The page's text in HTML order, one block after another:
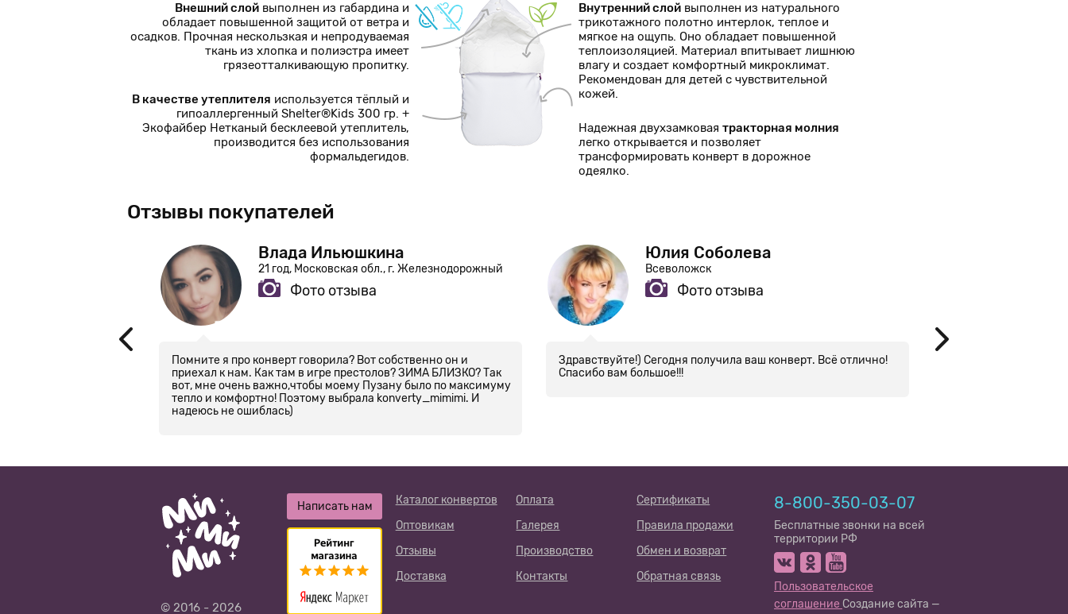
Внешний слой выполнен из габардина и
обладает повышенной защитой от ветра и
осадков. Прочная нескользкая и непродуваемая
ткань из хлопка и полиэстра имеет
грязеотталкивающую пропитку.
В качестве утеплителя используется тёплый и
гипоаллергенный Shelter®Kids 300 гр. +
Экофайбер Нетканый бесклеевой утеплитель,
производится без использования
формальдегидов.
Внутренний слой выполнен из натурального
трикотажного полотно интерлок, теплое и
мягкое на ощупь. Оно обладает повышенной
теплоизоляцией. Материал впитывает лишнюю
влагу и создает комфортный микроклимат.
Рекомендован для детей с чувствительной
кожей.
Надежная двухзамковаятракторная молния
легко открывается и позволяет
трансформировать конверт в дорожное
одеялко.
Отзывы покупателей
Влада Ильюшкина
21 год, Московская обл., г. Железнодорожный
Фото отзыва
Помните я про конверт говорила? Вот собственно он и
приехал к нам. Как там в игре престолов? ЗИМА БЛИЗКО? Так
вот, мне очень важно,чтобы моему Пузану было по максимуму
тепло и комфортно! Поэтому выбрала konverty_mimimi. И
надеюсь не ошиблась)
Юлия Соболева
Всеволожск
Фото отзыва
Здравствуйте!) Сегодня получила ваш конверт. Всё отлично!
Спасибо вам большое!!!
© 2016 - 2026
Написать нам Каталог конвертов Оплата
Сертификаты
Оптовикам
Галерея
Правила продажи
Отзывы
Производство
Обмен и возврат
Доставка
Контакты Обратная связь
8-800-350-03-07
Бесплатные звонки на всей
территории РФ
Пользовательское
соглашение Создание сайта —